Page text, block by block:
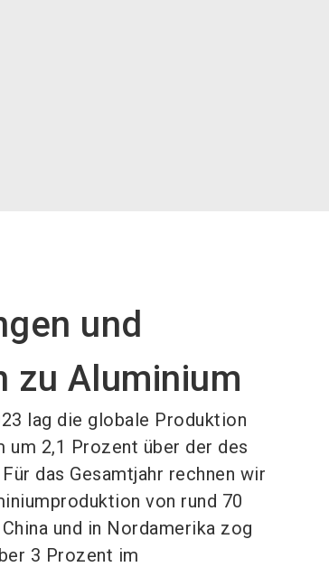
und
zu Aluminium
lag die globale Produktion
um 2,1 Prozent über der des
das Gesamtjahr rechnen wir
von rund 70
und in Nordamerika zog
3 Prozent im